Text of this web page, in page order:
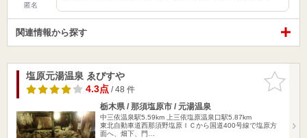
匿名
関連情報から探す
お気に入
りに追加
塩原元湯温泉 ゑびすや
4.3点/ 48 件
栃木県 / 那須塩原市 / 元湯温泉
中三依温泉駅5.59km
上三依塩原温泉口駅5.87km
東北自動車道西那須野塩原ＩＣから国道400号線で塩原方
面へ、畑下、門…